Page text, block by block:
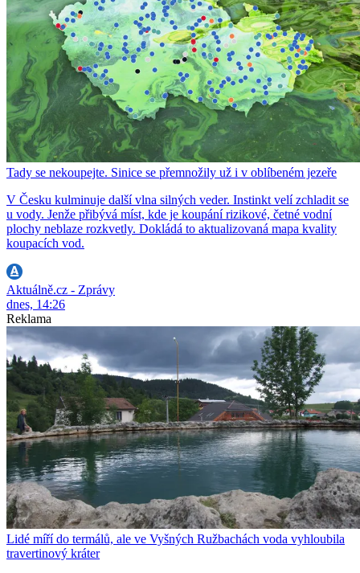
Tady se nekoupejte. Sinice se přemnožily už i v oblíbeném jezeře
V Česku kulminuje další vlna silných veder. Instinkt velí zchladit se
u vody. Jenže přibývá míst, kde je koupání rizikové, četné vodní
plochy neblaze rozkvetly. Dokládá to aktualizovaná mapa kvality
koupacích vod.
Aktuálně.cz - Zprávy
dnes, 14:26
Reklama
Lidé míří do termálů, ale ve Vyšných Ružbachách voda vyhloubila
travertinový kráter